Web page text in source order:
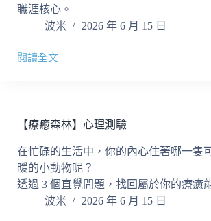
職涯核心。
波米
2026 年 6 月 15 日
閱讀全文
【職
心
測
驗
【療癒森林】心理測驗
在忙碌的生活中，你的內心住著哪一隻
暖的小動物呢？
透過 3 個直覺問題，找回屬於你的療癒
波米
2026 年 6 月 15 日